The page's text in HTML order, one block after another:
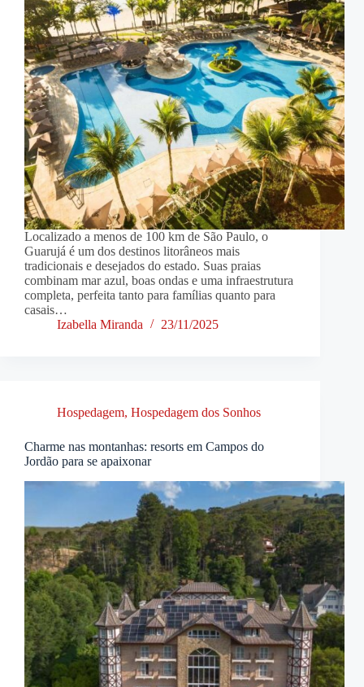
Localizado a menos de 100 km de São Paulo, o
Guarujá é um dos destinos litorâneos mais
tradicionais e desejados do estado. Suas praias
combinam mar azul, boas ondas e uma infraestrutura
completa, perfeita tanto para famílias quanto para
casais…
Izabella Miranda
23/11/2025
Hospedagem, Hospedagem dos Sonhos
Charme nas montanhas: resorts em Campos do
Jordão para se apaixonar